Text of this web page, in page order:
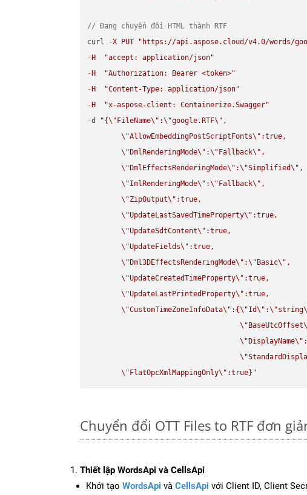
// Đang chuyển đổi HTML thành RTF
curl
-X PUT
"https://api.aspose.cloud/v4.0/words/
- H
"accept: application/json"
- H
"Authorization: Bearer <token>"
- H
"Content-Type: application/json"
- H
"x-aspose-client: Containerize.Swagger"
-d "{\" FileName\" :\"google.RTF\" ,
\"AllowEmbeddingPostScriptFonts\" :true,
\" DmlRenderingMode\" :\" Fallback\" ,
\" DmlEffectsRenderingMode\" :\"Simplified\" ,
\"ImlRenderingMode\" :\" Fallback\" ,
\"ZipOutput\" :true,
\"UpdateLastSavedTimeProperty\" :true,
\"UpdateSdtContent\" :true,
\"UpdateFields\" :true,
\" Dml3DEffectsRenderingMode\" :\" Basic\" ,
\"UpdateCreatedTimeProperty\" :true,
\"UpdateLastPrintedProperty\" :true,
\"CustomTimeZoneInfoData\" :{\"Id\" :\"string
\" BaseUtcOffset
\" DisplayName\"
\"
\" FlatOpcXmlMappingOnly\" :true}"
Chuyển đổi OTT Files to RTF đơn
Thiết lập WordsApi và CellsApi
Khởi tạo WordsApi và CellsApi với Client ID, Client